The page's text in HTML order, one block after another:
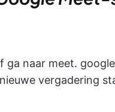
ga naar meet.
vergadering